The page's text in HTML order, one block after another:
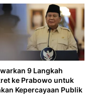
9 Langkah
ke Prabowo untuk
Kepercayaan Publik